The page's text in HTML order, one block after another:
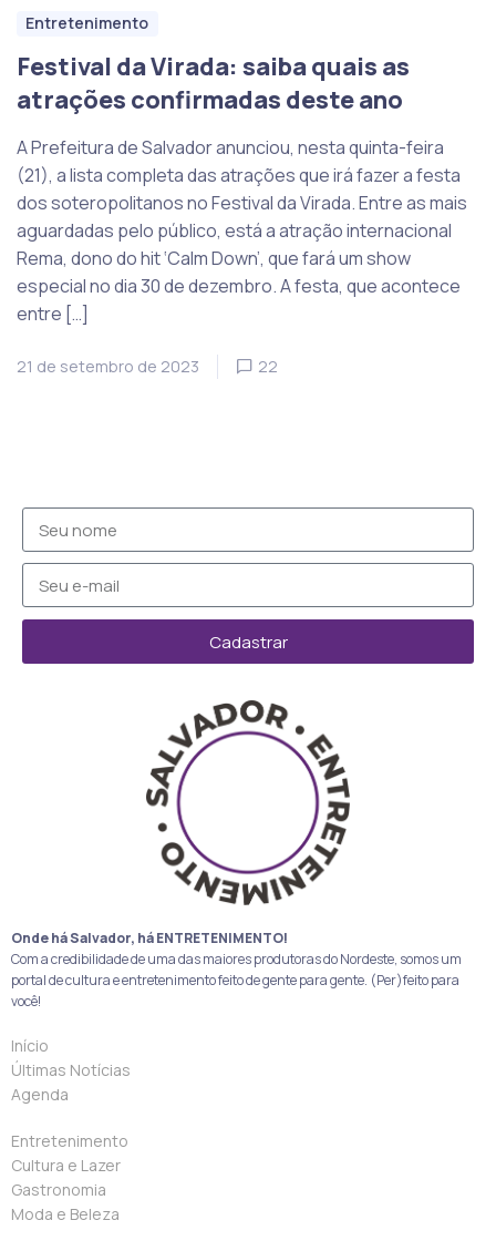
Entretenimento
Festival da Virada: saiba quais as
atrações confirmadas deste ano
A Prefeitura de Salvador anunciou, nesta quinta-feira
(21), a lista completa das atrações que irá fazer a festa
dos soteropolitanos no Festival da Virada. Entre as mais
aguardadas pelo público, está a atração internacional
Rema, dono do hit ‘Calm Down’, que fará um show
especial no dia 30 de dezembro. A festa, que acontece
entre […]
21 de setembro de 2023 22
Cadastrar
Onde há Salvador, há ENTRETENIMENTO!
Com a credibilidade de uma das maiores produtoras do Nordeste, somos um
portal de cultura e entretenimento feito de gente para gente. (Per)feito para
você!
Início
Últimas Notícias
Agenda
Entretenimento
Cultura e Lazer
Gastronomia
Moda e Beleza